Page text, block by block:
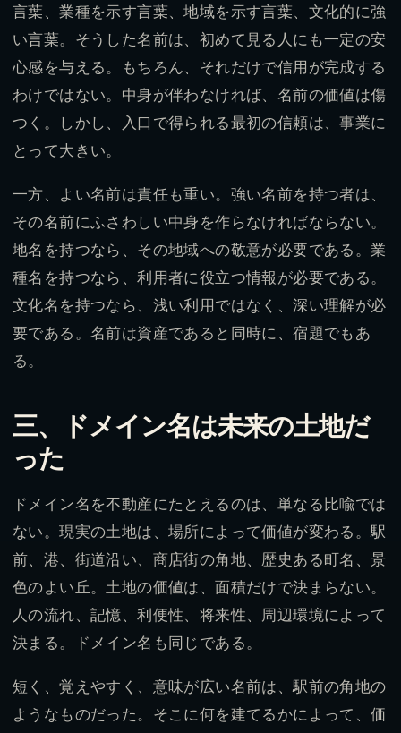
言葉、業種を示す言葉、地域を示す言葉、文化的に強
い言葉。そうした名前は、初めて見る人にも一定の安
心感を与える。もちろん、それだけで信用が完成する
わけではない。中身が伴わなければ、名前の価値は傷
つく。しかし、入口で得られる最初の信頼は、事業に
とって大きい。
一方、よい名前は責任も重い。強い名前を持つ者は、
その名前にふさわしい中身を作らなければならない。
地名を持つなら、その地域への敬意が必要である。業
種名を持つなら、利用者に役立つ情報が必要である。
文化名を持つなら、浅い利用ではなく、深い理解が必
要である。名前は資産であると同時に、宿題でもあ
る。
三、ドメイン名は未来の土地だ
った
ドメイン名を不動産にたとえるのは、単なる比喩では
ない。現実の土地は、場所によって価値が変わる。駅
前、港、街道沿い、商店街の角地、歴史ある町名、景
色のよい丘。土地の価値は、面積だけで決まらない。
人の流れ、記憶、利便性、将来性、周辺環境によって
決まる。ドメイン名も同じである。
短く、覚えやすく、意味が広い名前は、駅前の角地の
ようなものだった。そこに何を建てるかによって、価